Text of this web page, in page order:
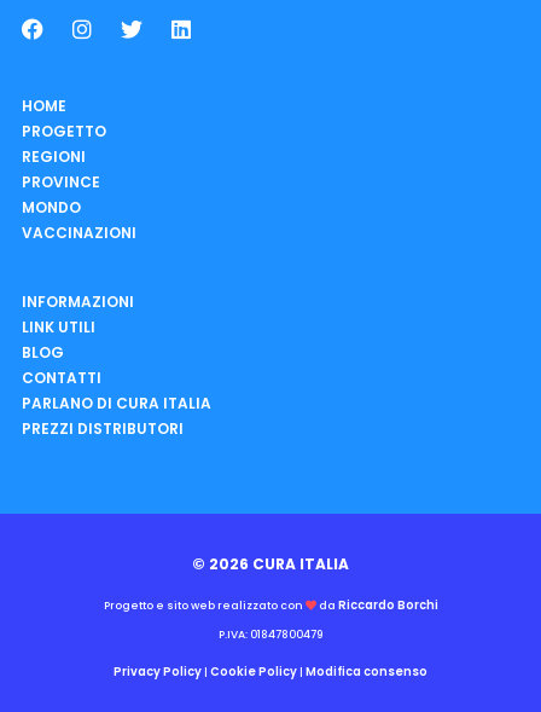
HOME
PROGETTO
REGIONI
PROVINCE
MONDO
VACCINAZIONI
INFORMAZIONI
LINK UTILI
BLOG
CONTATTI
PARLANO DI CURA ITALIA
PREZZI DISTRIBUTORI
© 2026 CURA ITALIA
Progetto e sito web realizzato con da Riccardo Borchi
P.IVA: 01847800479
Privacy Policy | Cookie Policy | Modifica consenso